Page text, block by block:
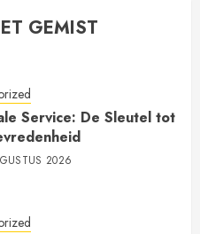
GEMIST
Service: De Sleutel tot
2026